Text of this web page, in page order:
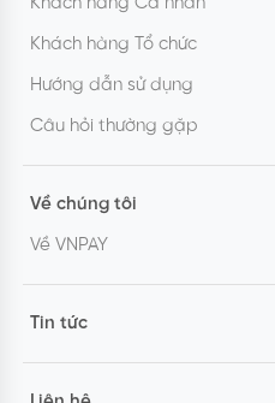
Khách hàng Tổ chức
Hướng dẫn sử dụng
Câu hỏi thường gặp
Về chúng tôi
Về VNPAY
Tin tức